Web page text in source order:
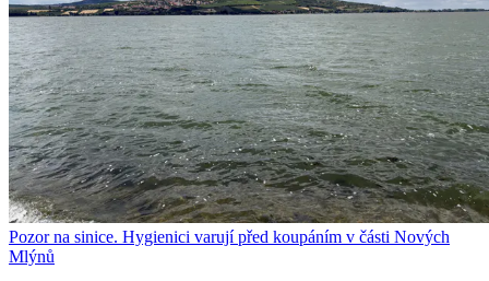
Pozor na sinice. Hygienici varují před koupáním v části Nových
Mlýnů